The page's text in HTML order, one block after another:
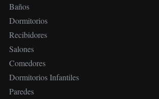
Baños
Dormitorios
Recibidores
Salones
Comedores
Dormitorios Infantiles
Paredes